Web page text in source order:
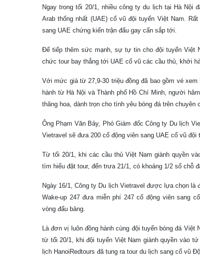
Ngay trong tối 20/1, nhiều công ty du lịch tại Hà Nội
Arab thống nhất (UAE) cổ vũ đội tuyển Việt Nam.
sang UAE chứng kiến trận đấu gay cấn sắp tới.
Để tiếp thêm sức mạnh, sự tự tin cho đội tuyển Việt
chức tour bay thẳng tới UAE cổ vũ các cầu thủ, khởi
Với mức giá từ 27,9-30 triệu đồng đã bao gồm vé
hành từ Hà Nội và Thành phố Hồ Chí Minh, người
thăng hoa, dành trọn cho tình yêu bóng đá trên chuyên
Ông Phạm Văn Bảy, Phó Giám đốc Công ty Du lịch
Vietravel sẽ đưa 200 cổ động viên sang UAE cổ vũ đội
Từ tối 20/1, khi các cầu thủ Việt Nam giành quyền
tìm hiểu đặt tour, đến trưa 21/1, có khoảng 1/2 số chỗ
Ngày 16/1, Công ty Du lịch Vietravel được lựa chọn
Wake-up 247 đưa miễn phí 247 cổ động viên sang
vòng đấu bảng.
Là đơn vị luôn đồng hành cùng đội tuyển bóng đá
từ tối 20/1, khi đội tuyển Việt Nam giành quyền vào
lịch HanoiRedtours đã tung ra tour du lịch sang cổ vũ